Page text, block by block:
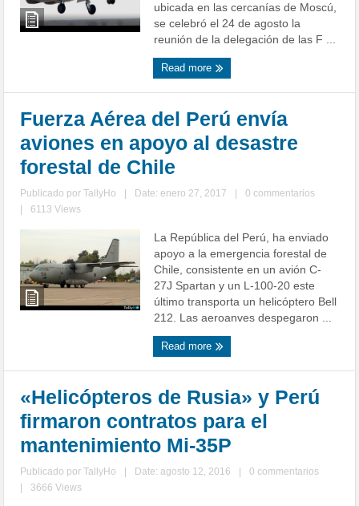
ubicada en las cercanías de Moscú,
se celebró el 24 de agosto la
reunión de la delegación de las F ...
Read more
Fuerza Aérea del Perú envía
aviones en apoyo al desastre
forestal de Chile
Publicado porTallyHo Date: enero 27, 2017
0 commentarios
6113 Views
La República del Perú, ha enviado
apoyo a la emergencia forestal de
Chile, consistente en un avión C-
27J Spartan y un L-100-20 este
último transporta un helicóptero Bell
212. Las aeroanves despegaron ...
Read more
«Helicópteros de Rusia» y Perú
firmaron contratos para el
mantenimiento Mi-35P
Publicado porTallyHo Date: agosto 12, 2016
0 commentarios
3666 Views